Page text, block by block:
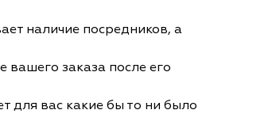
наличие посредников, а
заказа после его
для вас какие бы то ни было